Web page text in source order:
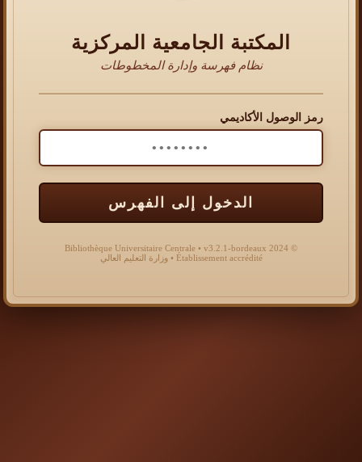
المكتبة الجامعية المركزية
نظام فهرسة وإدارة المخطوطات
رمز الوصول الأكاديمي
الدخول إلى الفهرس
© 2024 Bibliothèque Universitaire Centrale • v3.2.1-bordeaux
Établissement accrédité • وزارة التعليم العالي